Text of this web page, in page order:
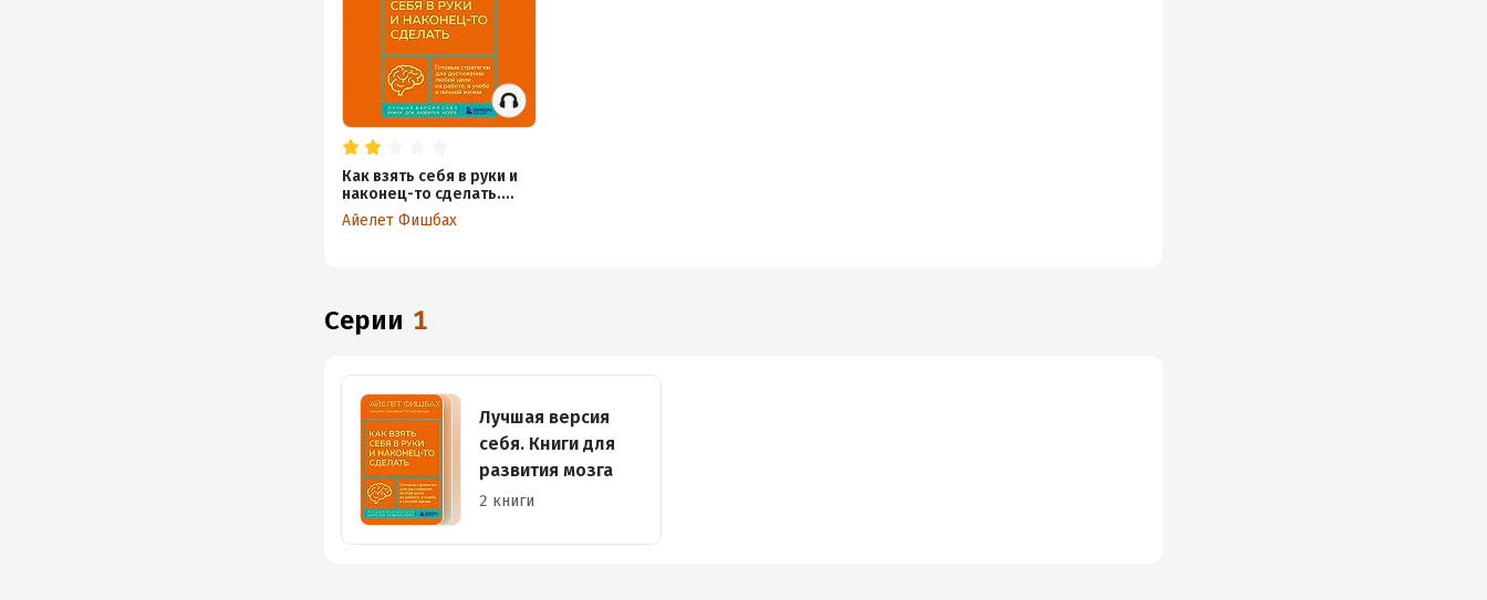
Как взять себя в руки и
наконец-то сделать.
Готовые стратегии для
достижения любой цели
Айелет Фишбах
Серии 1
Лучшая версия
себя. Книги для
развития мозга
2 книги